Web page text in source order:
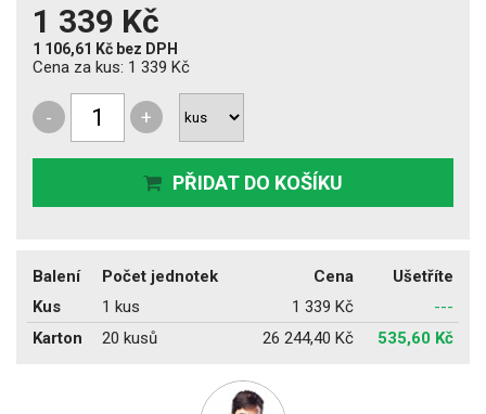
1 339 Kč
1 106,61 Kč bez DPH
Cena za kus: 1 339 Kč
- +
PŘIDAT DO KOŠÍKU
Balení Počet jednotek Cena
Ušetříte
Kus
1 kus 1 339 Kč
---
Karton
20 kusů 26 244,40 Kč 535,60 Kč